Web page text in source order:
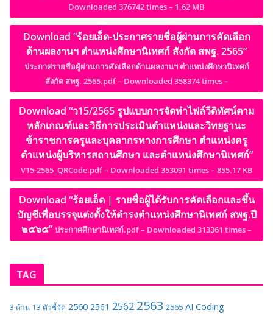
Downloaded 376742 times – 1.62 MB
Download “ร้อยเอ็ด-ประกาศรายชื่อผู้ผ่านการคัดเลือก
ด้านผลงานฯ ตำแหน่งศึกษานิเทศก์ สังกัด สพฐ. 2565”
ประกาศรายชื่อผู้ผ่านการคัดเลือกด้านผลงานฯ ตำแหน่งศึกษานิเทศก์
สังกัด สพฐ. 2565.pdf – Downloaded 358374 times –
Download “ว15/2565 รูปแบบการจัดทำไฟล์วีดิทัศน์ตาม
หลักเกณฑ์และวิธีการประเมินตำแหน่งและวิทยฐานะ
ข้าราชการครูและบุคลากรทางการศึกษา ตำแหน่งครู
ตำแหน่งผู้บริหารสถานศึกษา และตำแหน่งศึกษานิเทศก์”
V15-2565_QRCode.pdf – Downloaded 353091 times – 855.17 KB
Download “ร้อยเอ็ด | รายชื่อผู้ได้รับการคัดเลือกและขึ้น
บัญชีเพื่อบรรจุแต่งตั้งให้ดำรงตำแหน่งศึกษานิเทศก์ สพฐ.ปี
๒๕๖๕” ประกาศศึกษานิเทศก์.pdf – Downloaded 313361 times –
TAG
3 ด้าน 13 ตัวชี้วัด 2560 2561 2562 2563 2565 AI Coding